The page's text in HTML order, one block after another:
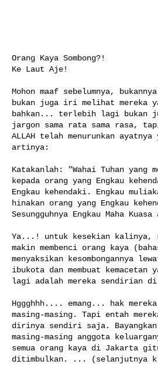
Orang Kaya Sombong?!
Ke Laut Aje!
Mohon maaf sebelumnya,
bukan juga iri melihat mereka
bahkan... terlebih lagi bukan
jargon sama rata sama rasa,
ALLAH telah menurunkan
artinya:
Katakanlah: "Wahai Tuhan yang
kepada orang yang Engkau
Engkau kehendaki. Engkau
hinakan orang yang Engkau
Sesungguhnya Engkau Maha
Ya...! untuk kesekian kalinya,
makin membenci orang kaya
menyaksikan kesombongannya
ibukota dan membuat kemacetan
lagi adalah mereka sendirian
Hggghhh.... emang... hak
masing-masing. Tapi entah
dirinya sendiri saja.
masing-masing anggota
semua orang kaya di Jakarta
ditimbulkan. ... (selanjutnya